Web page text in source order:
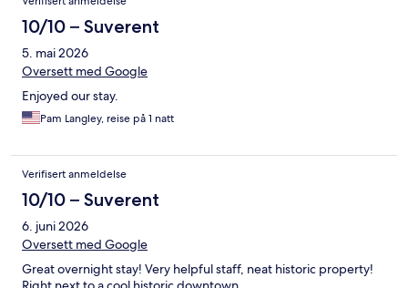
10/10 – Suverent
5. mai 2026
Oversett med Google
Enjoyed our stay.
Pam Langley, reise på 1 natt
Verifisert anmeldelse
10/10 – Suverent
6. juni 2026
Oversett med Google
Great overnight stay! Very helpful staff, neat historic property!